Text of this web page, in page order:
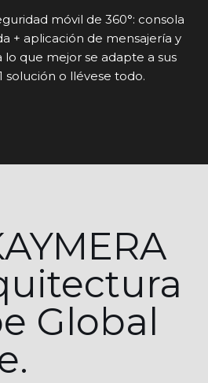
móvil de 360°: consola
+ aplicación de mensajería y
lo que mejor se adapte a sus
solución o llévese todo.
Global